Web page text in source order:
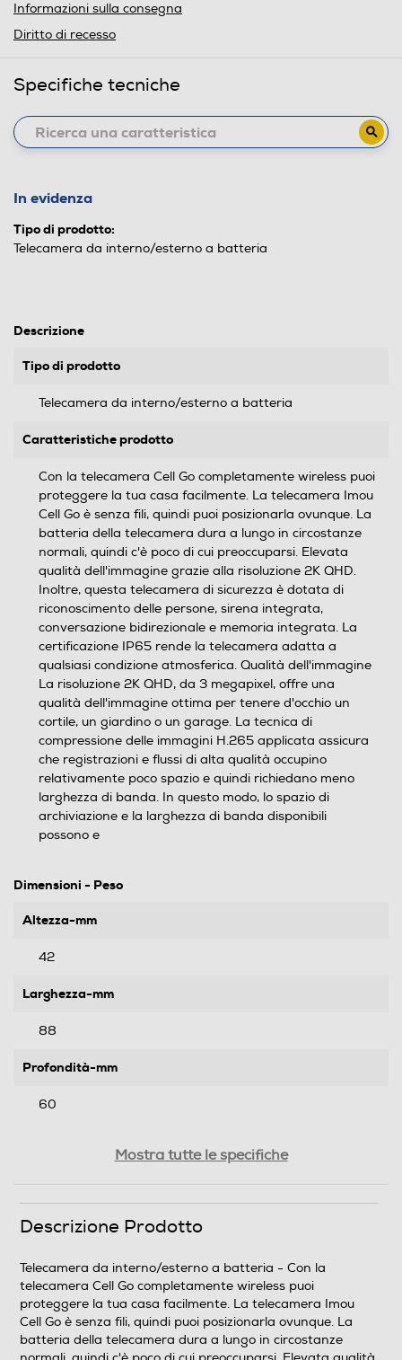
Informazioni sulla consegna
Diritto di recesso
Specifiche tecniche
In evidenza
Tipo di prodotto:
Telecamera da interno/esterno a batteria
Descrizione
Tipo di prodotto
Telecamera da interno/esterno a batteria
Caratteristiche prodotto
Con la telecamera Cell Go completamente wireless puoi
proteggere la tua casa facilmente. La telecamera Imou
Cell Go è senza fili, quindi puoi posizionarla ovunque. La
batteria della telecamera dura a lungo in circostanze
normali, quindi c'è poco di cui preoccuparsi. Elevata
qualità dell'immagine grazie alla risoluzione 2K QHD.
Inoltre, questa telecamera di sicurezza è dotata di
riconoscimento delle persone, sirena integrata,
conversazione bidirezionale e memoria integrata. La
certificazione IP65 rende la telecamera adatta a
qualsiasi condizione atmosferica. Qualità dell'immagine
La risoluzione 2K QHD, da 3 megapixel, offre una
qualità dell'immagine ottima per tenere d'occhio un
cortile, un giardino o un garage. La tecnica di
compressione delle immagini H.265 applicata assicura
che registrazioni e flussi di alta qualità occupino
relativamente poco spazio e quindi richiedano meno
larghezza di banda. In questo modo, lo spazio di
archiviazione e la larghezza di banda disponibili
possono e
Dimensioni - Peso
Altezza-mm
42
Larghezza-mm
88
Profondità-mm
60
Informazioni sulla sicurezza del prodotto
Clicca qui
Mostra tutte le specifiche
Descrizione Prodotto
Telecamera da interno/esterno a batteria - Con la
telecamera Cell Go completamente wireless puoi
proteggere la tua casa facilmente. La telecamera Imou
Cell Go è senza fili, quindi puoi posizionarla ovunque. La
batteria della telecamera dura a lungo in circostanze